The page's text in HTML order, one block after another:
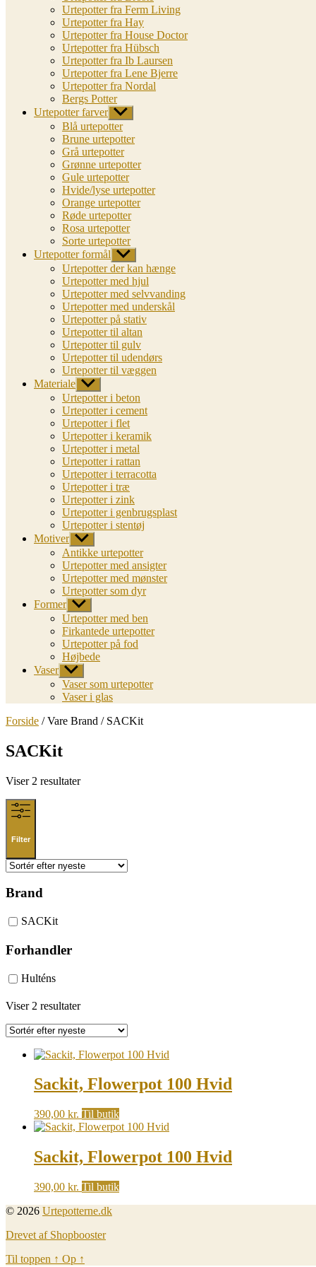
Urtepotter fra Ferm Living
Urtepotter fra Hay
Urtepotter fra House Doctor
Urtepotter fra Hübsch
Urtepotter fra Ib Laursen
Urtepotter fra Lene Bjerre
Urtepotter fra Nordal
Bergs Potter
Urtepotter farver Vis
undermenu
Blå urtepotter
Brune urtepotter
Grå urtepotter
Grønne urtepotter
Gule urtepotter
Hvide/lyse urtepotter
Orange urtepotter
Røde urtepotter
Rosa urtepotter
Sorte urtepotter
Urtepotter formål Vis
undermenu
Urtepotter der kan hænge
Urtepotter med hjul
Urtepotter med selvvanding
Urtepotter med underskål
Urtepotter på stativ
Urtepotter til altan
Urtepotter til gulv
Urtepotter til udendørs
Urtepotter til væggen
Materiale Vis
undermenu
Urtepotter i beton
Urtepotter i cement
Urtepotter i flet
Urtepotter i keramik
Urtepotter i metal
Urtepotter i rattan
Urtepotter i terracotta
Urtepotter i træ
Urtepotter i zink
Urtepotter i genbrugsplast
Urtepotter i stentøj
Motiver Vis
undermenu
Antikke urtepotter
Urtepotter med ansigter
Urtepotter med mønster
Urtepotter som dyr
Former Vis
undermenu
Urtepotter med ben
Firkantede urtepotter
Urtepotter på fod
Højbede
Vaser Vis
undermenu
Vaser som urtepotter
Vaser i glas
Forside / Vare Brand / SACKit
SACKit
Viser 2 resultaterSorted
Filter
Brand
SACKit
Forhandler
Hulténs
Viser 2 resultaterSorted
latest
Sackit, Flowerpot 100 Hvid
390,00 kr. Til butik
Sackit, Flowerpot 100 Hvid
390,00 kr. Til butik
© 2026 Urtepotterne.dk
Drevet af Shopbooster
Til toppen ↑ Op ↑